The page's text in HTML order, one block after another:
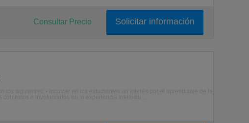
Solicitar información
Consultar Precio